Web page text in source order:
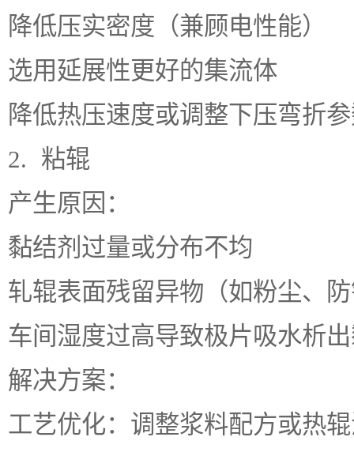
降低压实密度（兼顾电性能）
选用延展性更好的集流体
降低热压速度或调整下压弯折
2. 粘辊
产生原因：
黏结剂过量或分布不均
轧辊表面残留异物（如粉尘、
车间湿度过高导致极片吸水析
解决方案：
工艺优化：调整浆料配方或热